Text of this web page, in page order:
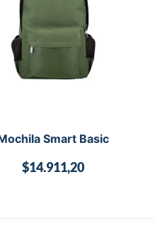
Smart Basic
$14.911,20